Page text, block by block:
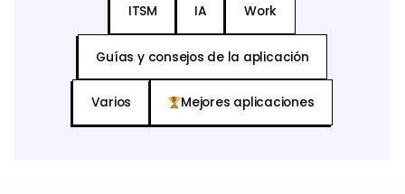
ITSM IA Work
Guías y consejos de la aplicación
Varios Mejores aplicaciones